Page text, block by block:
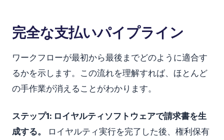
完全な支払いパイプライン
ワークフローが最初から最後までどのように適合す
るかを示します。この流れを理解すれば、ほとんど
の手作業が消えることがわかります。
ステップ1: ロイヤルティソフトウェアで請求書を生
成する。
ロイヤルティ実行を完了した後、権利保有